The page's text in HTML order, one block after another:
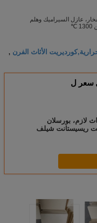
عازل السيراميك وهلم
الأثاث الفرن ,
سعر ل
لازم، بورسلان
ريسيستانت شيلف